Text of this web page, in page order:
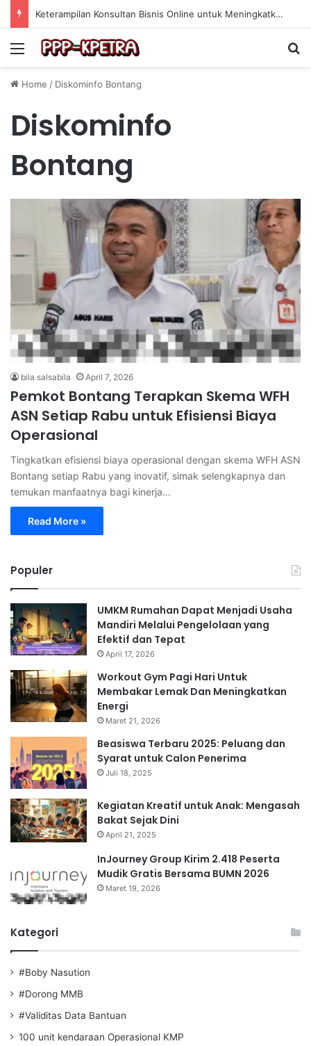
Keterampilan Konsultan Bisnis Online untuk Meningkatkan Pendapatan Berdasarkan Pengalaman Praktis
Menu
Home / Diskominfo Bontang
Diskominfo
Bontang
bila salsabila April 7, 2026
Pemkot Bontang Terapkan Skema WFH
ASN Setiap Rabu untuk Efisiensi Biaya
Operasional
Tingkatkan efisiensi biaya operasional dengan skema WFH ASN
Bontang setiap Rabu yang inovatif, simak selengkapnya dan
temukan manfaatnya bagi kinerja…
Read More »
Populer
UMKM Rumahan Dapat Menjadi Usaha
Mandiri Melalui Pengelolaan yang
Efektif dan Tepat
April 17, 2026
Workout Gym Pagi Hari Untuk
Membakar Lemak Dan Meningkatkan
Energi
Maret 21, 2026
Beasiswa Terbaru 2025: Peluang dan
Syarat untuk Calon Penerima
Juli 18, 2025
Kegiatan Kreatif untuk Anak: Mengasah
Bakat Sejak Dini
April 21, 2025
InJourney Group Kirim 2.418 Peserta
Mudik Gratis Bersama BUMN 2026
Maret 19, 2026
Kategori
#Boby Nasution
#Dorong MMB
#Validitas Data Bantuan
100 unit kendaraan Operasional KMP